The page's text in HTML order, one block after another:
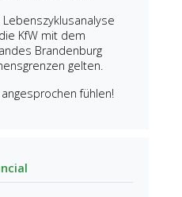
KfW mit dem
Brandenburg
gelten.
fühlen!